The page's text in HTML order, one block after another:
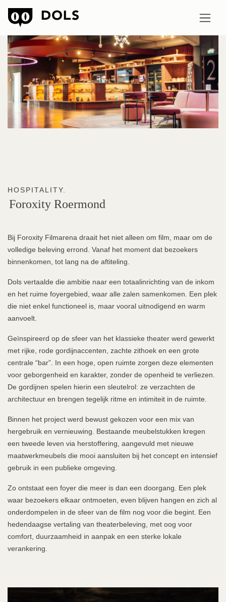
HOSPITALITY.
Foroxity Roermond
Bij Foroxity Filmarena draait het niet alleen om film, maar om de
volledige beleving errond. Vanaf het moment dat bezoekers
binnenkomen, tot lang na de aftiteling.
Dols vertaalde die ambitie naar een totaalinrichting van de inkom
en het ruime foyergebied, waar alle zalen samenkomen. Een plek
die niet enkel functioneel is, maar vooral uitnodigend en warm
aanvoelt.
Geïnspireerd op de sfeer van het klassieke theater werd gewerkt
met rijke, rode gordijnaccenten, zachte zithoek en een grote
centrale “bar”. In een hoge, open ruimte zorgen deze elementen
voor geborgenheid en karakter, zonder de openheid te verliezen.
De gordijnen spelen hierin een sleutelrol: ze verzachten de
architectuur en brengen tegelijk ritme en intimiteit in de ruimte.
Binnen het project werd bewust gekozen voor een mix van
hergebruik en vernieuwing. Bestaande meubelstukken kregen
een tweede leven via herstoffering, aangevuld met nieuwe
maatwerkmeubels die mooi aansluiten bij het concept en intensief
gebruik in een publieke omgeving.
Zo ontstaat een foyer die meer is dan een doorgang. Een plek
waar bezoekers elkaar ontmoeten, even blijven hangen en zich al
onderdompelen in de sfeer van de film nog voor die begint. Een
hedendaagse vertaling van theaterbeleving, met oog voor
comfort, duurzaamheid in aanpak en een sterke lokale
verankering.